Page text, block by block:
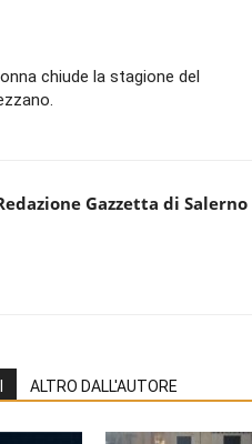
chiude la stagione del
Gazzetta di Salerno
ALTRO DALL'AUTORE